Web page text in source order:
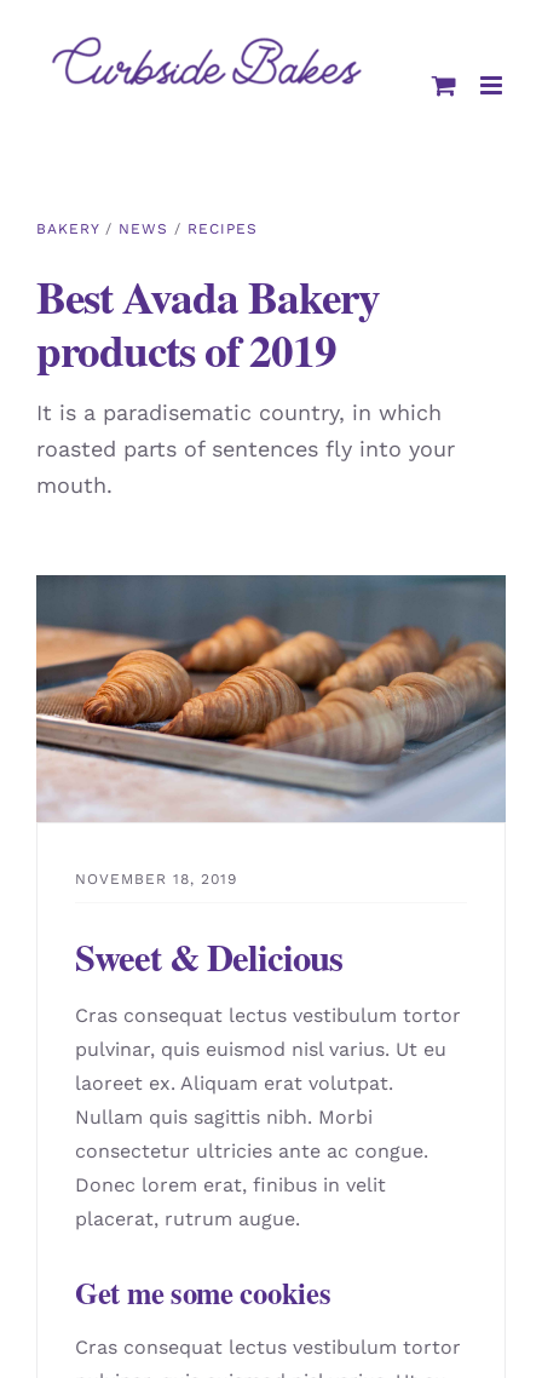
content
BAKERY/ NEWS / RECIPES
Best Avada Bakery
products of 2019
It is a paradisematic country, in which
roasted parts of sentences fly into your
mouth.
NOVEMBER 18, 2019
Sweet & Delicious
Cras consequat lectus vestibulum tortor
pulvinar, quis euismod nisl varius. Ut eu
laoreet ex. Aliquam erat volutpat.
Nullam quis sagittis nibh. Morbi
consectetur ultricies ante ac congue.
Donec lorem erat, finibus in velit
placerat, rutrum augue.
Get me some cookies
Cras consequat lectus vestibulum tortor